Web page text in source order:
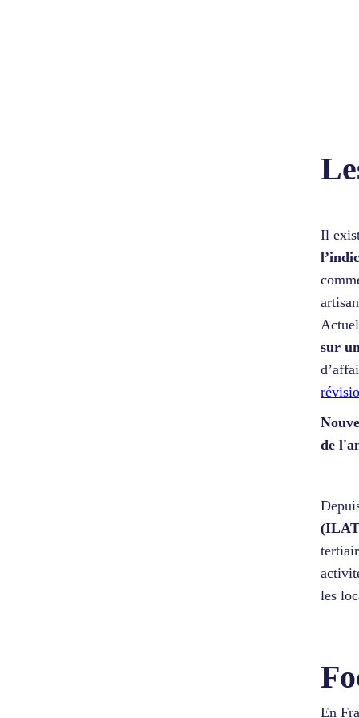
Il
sur
de
les
En